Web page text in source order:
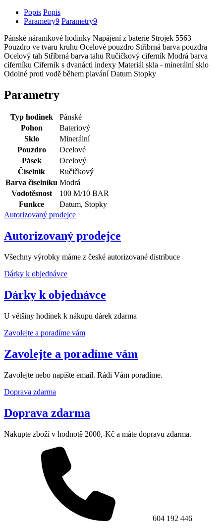
Popis Popis
Parametry9 Parametry9
Pánské náramkové hodinky Napájení z baterie Strojek 5563
Pouzdro ve tvaru kruhu Ocelové pouzdro Stříbrná barva pouzdra
Ocelový tah Stříbrná barva tahu Ručičkový ciferník Modrá barva
ciferníku Ciferník s dvanácti indexy Materiál skla - minerální sklo
Odolné proti vodě během plavání Datum Stopky
Parametry
Typ hodinek
Pánské
Pohon
Bateriový
Sklo
Minerální
Pouzdro
Ocelové
Pásek
Ocelový
Číselník
Ručičkový
Barva číselníku Modrá
Vodotěsnost
100 M/10 BAR
Funkce
Datum, Stopky
Autorizovaný prodejce
Autorizovaný prodejce
Všechny výrobky máme z české autorizované distribuce
Dárky k objednávce
Dárky k objednávce
U většiny hodinek k nákupu dárek zdarma
Zavolejte a poradíme vám
Zavolejte a poradíme vám
Zavolejte nebo napište email. Rádi Vám poradíme.
Doprava zdarma
Doprava zdarma
Nakupte zboží v hodnotě 2000,-Kč a máte dopravu zdarma.
604 192 446